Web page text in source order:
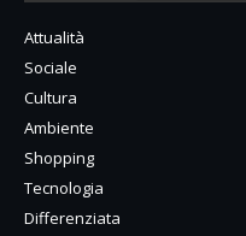
Attualità
Sociale
Cultura
Ambiente
Shopping
Tecnologia
Differenziata